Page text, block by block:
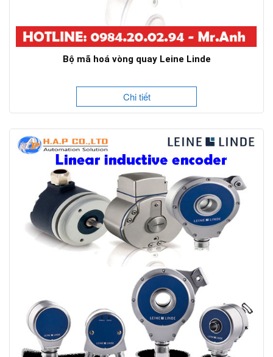
Bộ mã hoá vòng quay Leine Linde
Chi tiết